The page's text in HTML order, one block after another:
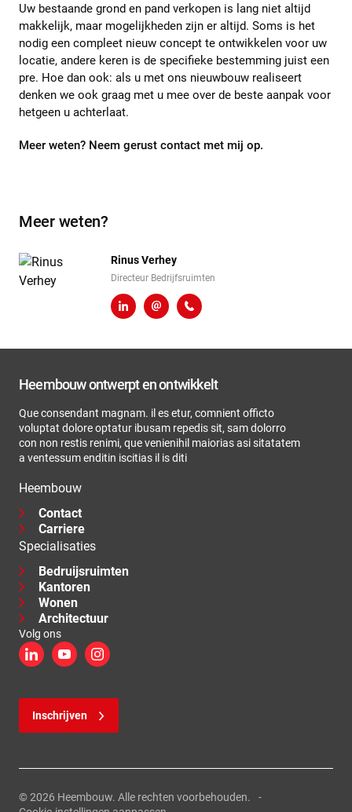
Uw bestaande grond en pand verkopen is lang niet altijd
makkelijk, maar mogelijkheden zijn er altijd. Soms is het
nodig een compleet nieuw concept te ontwikkelen voor uw
locatie, andere keren is de specifieke bestemming juist een
pre. Hoe dan ook: als u met ons nieuwbouw realiseert
denken we ook graag met u mee over de beste aanpak voor
hetgeen u achterlaat.
Meer weten? Neem gerust contact met mij op.
Meer weten?
Rinus Verhey
Directeur Bedrijfsruimten
LinkedInr.verhey@heembouw.nl
071 - 332 00 50
Heembouw ontwerpt en ontwikkelt
Que consendant magnam. il es etur, comnient officto
voluptat dolore optatur ibusam repedis sit, sam dolorro
con non restis renimi, que venienihil maiorias asi sitatatem
a ventessum enditin iscitias il is diti
Heembouw
Contact
Carriere
Specialisaties
Bedruijsruimten
Kantoren
Wonen
Architectuur
Volg ons
LinkedInYouTubeInstagram
Inschrijven
© 2026 Heembouw. Alle rechten voorbehouden.